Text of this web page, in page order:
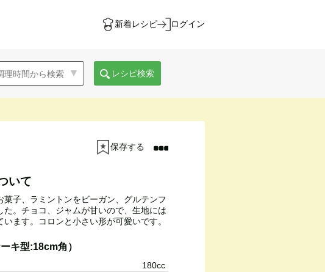
新着レシピ ログイン
レシピ検索
保存する
いて
菓子、ラミントンをビーガン、グルテンフ
た。チョコ、ジャムが甘いので、生地には
ます。コロンと小さい形が可愛いです。
キ型:18cm角）
180cc